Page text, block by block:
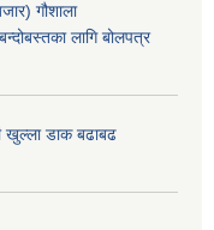
गौशाला
लागि बोलपत्र
डाक बढाबढ